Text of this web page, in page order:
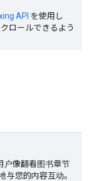
API を使用し
ロールできるよう
户像翻看图书章节
与您的内容互动。